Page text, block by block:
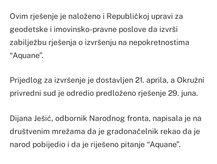
Ovim rješenje je naloženo i Republičkoj upravi za
geodetske i imovinsko-pravne poslove da izvrši
zabilježbu rješenja o izvršenju na nepokretnostima
“Aquane”.
Prijedlog za izvršenje je dostavljen 21. aprila, a Okružni
privredni sud je odredio predloženo rješenje 29. juna.
Dijana Ješić, odbornik Narodnog fronta, napisala je na
društvenim mrežama da je gradonačelnik rekao da je
narod pobijedio i da je riješeno pitanje “Aquane”.